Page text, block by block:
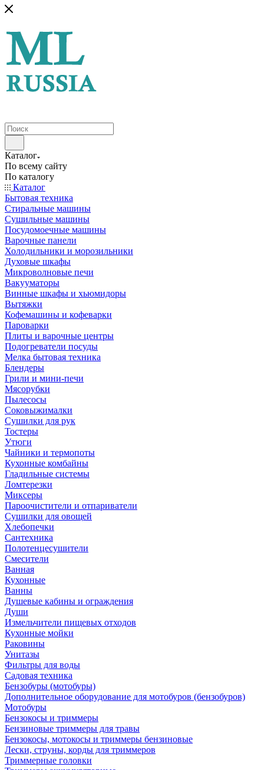
Каталог
По всему сайту
По каталогу
Каталог
Бытовая техника
Стиральные машины
Сушильные машины
Посудомоечные машины
Варочные панели
Холодильники и морозильники
Духовые шкафы
Микроволновые печи
Вакууматоры
Винные шкафы и хьюмидоры
Вытяжки
Кофемашины и кофеварки
Пароварки
Плиты и варочные центры
Подогреватели посуды
Мелка бытовая техника
Блендеры
Грили и мини-печи
Мясорубки
Пылесосы
Соковыжималки
Сушилки для рук
Тостеры
Утюги
Чайники и термопоты
Кухонные комбайны
Гладильные системы
Ломтерезки
Миксеры
Пароочистители и отпариватели
Сушилки для овощей
Хлебопечки
Сантехника
Полотенцесушители
Смесители
Ванная
Кухонные
Ванны
Душевые кабины и ограждения
Души
Измельчители пищевых отходов
Кухонные мойки
Раковины
Унитазы
Фильтры для воды
Садовая техника
Бензобуры (мотобуры)
Дополнительное оборудование для мотобуров (бензобуров)
Мотобуры
Бензокосы и триммеры
Бензиновые триммеры для травы
Бензокосы, мотокосы и триммеры бензиновые
Лески, струны, корды для триммеров
Триммерные головки